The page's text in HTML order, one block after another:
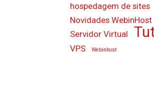
hospedagem de sites
Novidades WebinHost
Servidor Virtual
VPS Webinhost